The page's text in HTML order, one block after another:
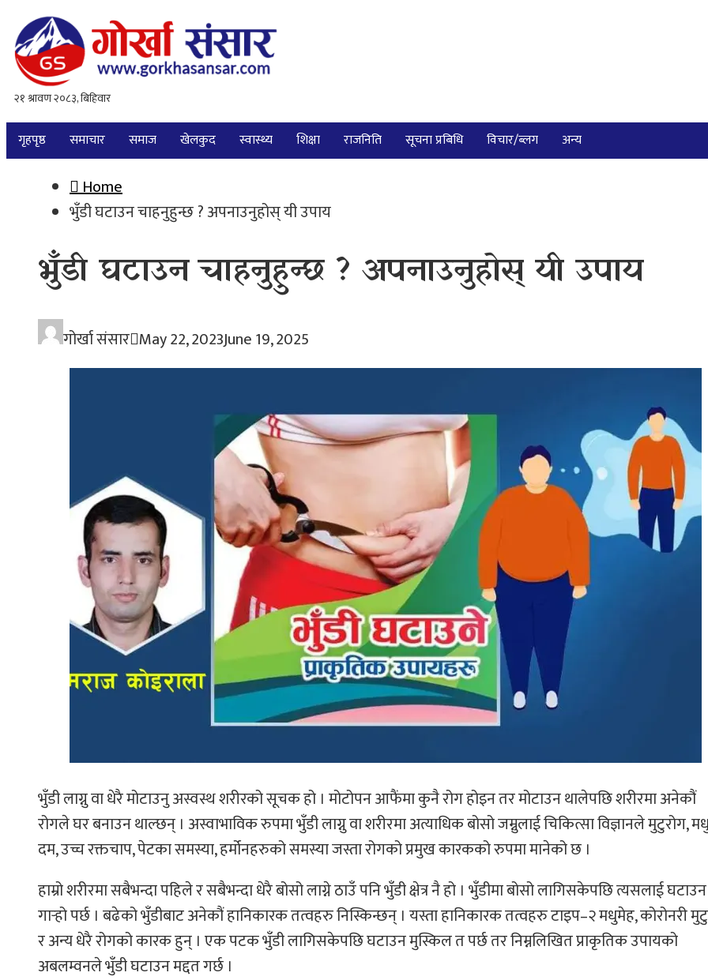
गृहपृष्ठ समाचार समाज खेलकुद स्वास्थ्य शिक्षा राजनिति सूचना प्रबिधि विचार/ब्लग अन्य
Home
भुँडी घटाउन चाहनुहुन्छ ? अपनाउनुहोस् यी उपाय
भुँडी घटाउन चाहनुहुन्छ ? अपनाउनुहोस् यी उपाय
गोर्खा संसार May 22, 2023June 19, 2025
भुँडी लाग्नु वा धेरै मोटाउनु अस्वस्थ शरीरको सूचक हो । मोटोपन आफैंमा कुनै रोग होइन तर मोटाउन थालेपछि शरीरमा अनेकौं
रोगले घर बनाउन थाल्छन् । अस्वाभाविक रुपमा भुँडी लाग्नु वा शरीरमा अत्याधिक बोसो जम्नुलाई चिकित्सा विज्ञानले मुटुरोग,
दम, उच्च रक्तचाप, पेटका समस्या, हर्मोनहरुको समस्या जस्ता रोगको प्रमुख कारकको रुपमा मानेको छ ।
हाम्रो शरीरमा सबैभन्दा पहिले र सबैभन्दा धेरै बोसो लाग्ने ठाउँ पनि भुँडी क्षेत्र नै हो । भुँडीमा बोसो लागिसकेपछि त्यसलाई
गार्‍हो पर्छ । बढेको भुँडीबाट अनेकौं हानिकारक तत्वहरु निस्किन्छन् । यस्ता हानिकारक तत्वहरु टाइप–२ मधुमेह, कोरोनरी
र अन्य धेरै रोगको कारक हुन् । एक पटक भुँडी लागिसकेपछि घटाउन मुस्किल त पर्छ तर निम्नलिखित प्राकृतिक उपायको
अबलम्वनले भुँडी घटाउन मद्दत गर्छ ।